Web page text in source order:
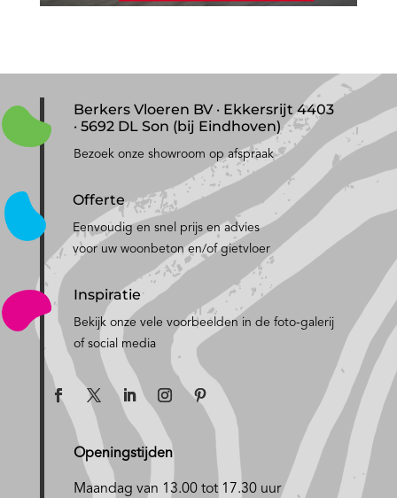
Berkers Vloeren BV · Ekkersrijt 4403
· 5692 DL Son (bij Eindhoven)
Bezoek onze showroom op afspraak
Offerte
Eenvoudig en snel prijs en advies
voor uw woonbeton en/of gietvloer
Inspiratie
Bekijk onze vele voorbeelden in de foto-galerij
of social media
Openingstijden
Maandag van 13.00 tot 17.30 uur